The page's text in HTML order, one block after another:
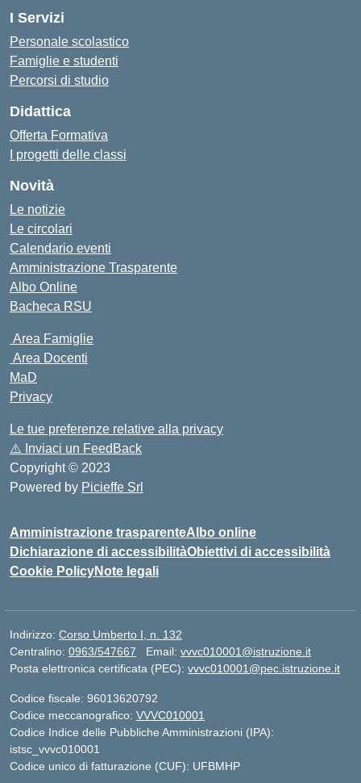
I Servizi
Personale scolastico
Famiglie e studenti
Percorsi di studio
Didattica
Offerta Formativa
I progetti delle classi
Novità
Le notizie
Le circolari
Calendario eventi
Amministrazione Trasparente
Albo Online
Bacheca RSU
Area Famiglie
Area Docenti
MaD
Privacy
Le tue preferenze relative alla privacy
⚠️ Inviaci un FeedBack
Copyright © 2023
Powered by Picieffe Srl
Amministrazione trasparenteAlbo online
Dichiarazione di accessibilitàObiettivi di accessibilità
Cookie PolicyNote legali
Indirizzo: Corso Umberto I, n. 132
Centralino: 0963/547667 Email: vvvc010001@istruzione.it
Posta elettronica certificata (PEC): vvvc010001@pec.istruzione.it
Codice fiscale: 96013620792
Codice meccanografico: VVVC010001
Codice Indice delle Pubbliche Amministrazioni (IPA):
istsc_vvvc010001
Codice unico di fatturazione (CUF): UFBMHP